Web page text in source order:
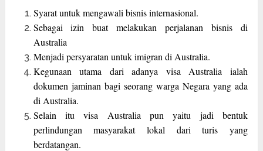
Syarat untuk mengawali bisnis internasional.
Sebagai izin buat melakukan perjalanan bisnis di
Australia
Menjadi persyaratan untuk imigran di Australia.
Kegunaan utama dari adanya visa Australia ialah
dokumen jaminan bagi seorang warga Negara yang ada
di Australia.
Selain itu visa Australia pun yaitu jadi bentuk
perlindungan masyarakat lokal dari turis yang
berdatangan.